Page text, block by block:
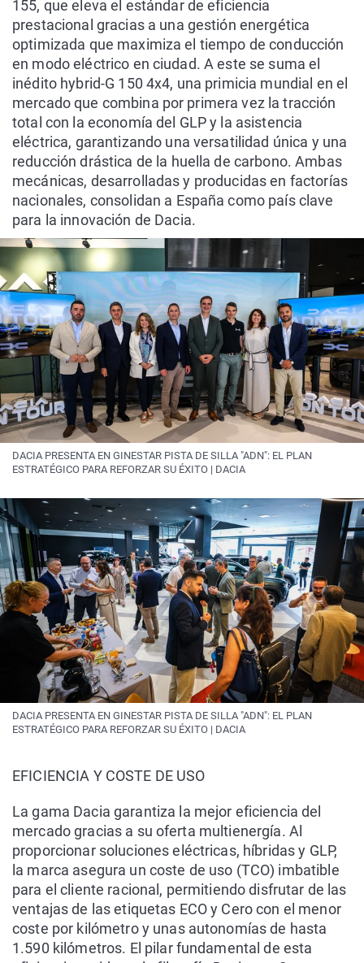
155, que eleva el estándar de eficiencia
prestacional gracias a una gestión energética
optimizada que maximiza el tiempo de conducción
en modo eléctrico en ciudad. A este se suma el
inédito hybrid-G 150 4x4, una primicia mundial en el
mercado que combina por primera vez la tracción
total con la economía del GLP y la asistencia
eléctrica, garantizando una versatilidad única y una
reducción drástica de la huella de carbono. Ambas
mecánicas, desarrolladas y producidas en factorías
nacionales, consolidan a España como país clave
para la innovación de Dacia.
DACIA PRESENTA EN GINESTAR PISTA DE SILLA "ADN": EL PLAN
ESTRATÉGICO PARA REFORZAR SU ÉXITO | DACIA
DACIA PRESENTA EN GINESTAR PISTA DE SILLA "ADN": EL PLAN
ESTRATÉGICO PARA REFORZAR SU ÉXITO | DACIA
EFICIENCIA Y COSTE DE USO
La gama Dacia garantiza la mejor eficiencia del
mercado gracias a su oferta multienergía. Al
proporcionar soluciones eléctricas, híbridas y GLP,
la marca asegura un coste de uso (TCO) imbatible
para el cliente racional, permitiendo disfrutar de las
ventajas de las etiquetas ECO y Cero con el menor
coste por kilómetro y unas autonomías de hasta
1.590 kilómetros. El pilar fundamental de esta